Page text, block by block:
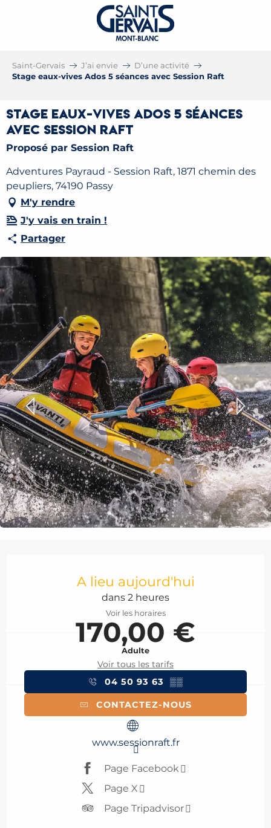
Saint-Gervais J’ai envie
D’une activité
Stage eaux-vives Ados 5 séances avec Session Raft
Stage eaux-vives Ados 5 séances
avec Session Raft
Proposé par Session Raft
Adventures Payraud - Session Raft, 1871 chemin des
peupliers, 74190 Passy
M'y rendre
J'y vais en train !
Partager
A lieu aujourd'hui
dans 2 heures
Voir les horaires
170,00 €
Adulte
Voir tous les tarifs
04 50 93 63 ▒▒
CONTACTEZ-NOUS
www.sessionraft.fr
Page Facebook
Page X
Page Tripadvisor